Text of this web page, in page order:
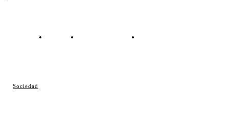
Sociedad
Contacto Política de cookies